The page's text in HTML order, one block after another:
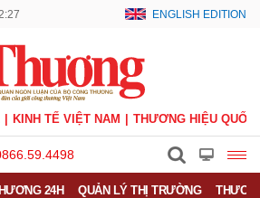
ENGLISH EDITION
KINH TẾ VIỆT NAM THƯƠNG HIỆU QUỐC
24H QUẢN LÝ THỊ TRƯỜNG